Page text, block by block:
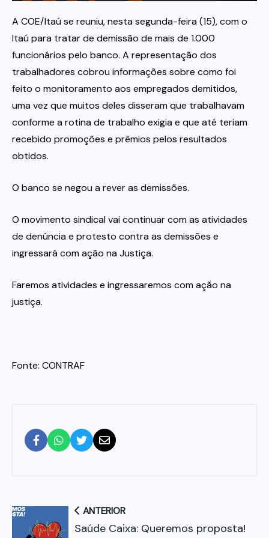
Financeiras e Cooperativas
A COE/Itaú se reuniu, nesta segunda-feira (15), com o
Itaú para tratar de demissão de mais de 1.000
funcionários pelo banco. A representação dos
trabalhadores cobrou informações sobre como foi
feito o monitoramento aos empregados demitidos,
uma vez que muitos deles disseram que trabalhavam
conforme a rotina de trabalho exigia e que até teriam
recebido promoções e prêmios pelos resultados
obtidos.
O banco se negou a rever as demissões.
O movimento sindical vai continuar com as atividades
de denúncia e protesto contra as demissões e
ingressará com ação na Justiça.
Faremos atividades e ingressaremos com ação na
justiça.
Fonte: CONTRAF
ANTERIOR
Saúde Caixa: Queremos proposta!